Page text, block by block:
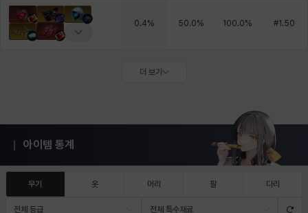
0.4% 50.0% 100.0% #1.50
더 보기
아이템 통계
무기 옷 머리 팔 다리
전체 등급 전체 특수재료